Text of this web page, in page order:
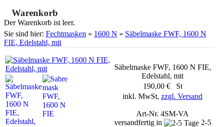
Warenkorb
Der Warenkorb ist leer.
Sie sind hier: Fechtmasken » 1600 N » Säbelmaske FWF, 1600 N
FIE, Edelstahl, mit
Säbelmaske FWF, 1600 N FIE,
Edelstahl, mit
190,00 € St
inkl. MwSt, zzgl. Versand
Art-Nr. 4SM-VA
versandfertig in
2-5